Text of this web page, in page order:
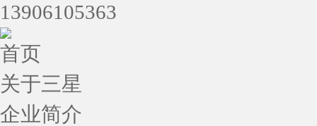
首页
关于三星
企业简介